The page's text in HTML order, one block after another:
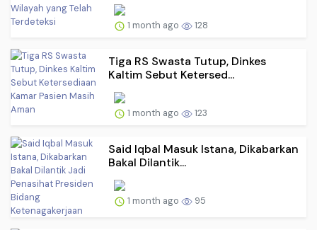
1 month ago 128
Tiga RS Swasta Tutup, Dinkes
Kaltim Sebut Ketersed...
1 month ago 123
Said Iqbal Masuk Istana, Dikabarkan
Bakal Dilantik...
1 month ago 95